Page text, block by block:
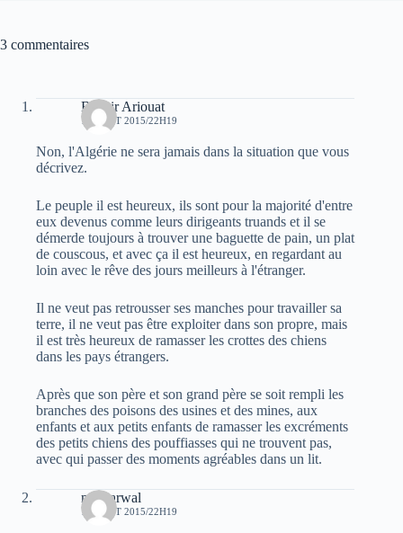
3 commentaires
Bachir Ariouat
16 AOÛT 2015/22H19
Non, l'Algérie ne sera jamais dans la situation que vous
décrivez.
Le peuple il est heureux, ils sont pour la majorité d'entre
eux devenus comme leurs dirigeants truands et il se
démerde toujours à trouver une baguette de pain, un plat
de couscous, et avec ça il est heureux, en regardant au
loin avec le rêve des jours meilleurs à l'étranger.
Il ne veut pas retrousser ses manches pour travailler sa
terre, il ne veut pas être exploiter dans son propre, mais
il est très heureux de ramasser les crottes des chiens
dans les pays étrangers.
Après que son père et son grand père se soit rempli les
branches des poisons des usines et des mines, aux
enfants et aux petits enfants de ramasser les excréments
des petits chiens des pouffiasses qui ne trouvent pas,
avec qui passer des moments agréables dans un lit.
moh arwal
16 AOÛT 2015/22H19